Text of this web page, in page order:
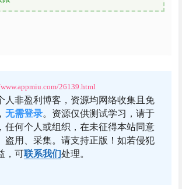
26139.html
人非盈利博客，资源均网络收集且免
， 无需登录。资源仅供测试学习，请于
任何个人或组织，在未征得本站同意
盗用、采集。请支持正版！如若侵犯
，可联系我们处理。